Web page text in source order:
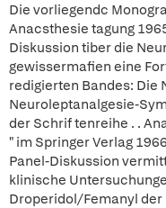
Die vorliegendc
Anacsthesie tagung
Diskussion tiber die
gewissermafien eine
redigierten Bandes: Die
Neuroleptanalgesie-
der Schrif tenreihe . .
" im Springer Verlag
Panel-Diskussion
klinische
Droperidol/Femanyl der